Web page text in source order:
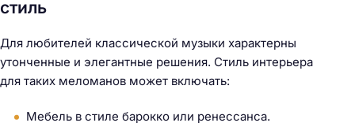
стиль
Для любителей классической музыки характерны
утонченные и элегантные решения. Стиль интерьера
для таких меломанов может включать:
Мебель в стиле барокко или ренессанса.